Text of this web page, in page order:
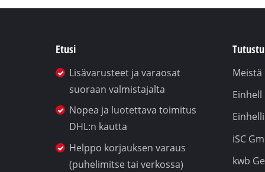
Etusi
Lisävarusteet ja varaosat
suoraan valmistajalta
Nopea ja luotettava toimitus
DHL:n kautta
Helppo korjauksen varaus
(puhelimitse tai verkossa)
Meistä
Einhell
iSC
kwb